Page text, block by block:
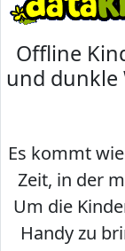
Offline
und dunkle
Es kommt
Zeit, in der
Um die
Handy zu